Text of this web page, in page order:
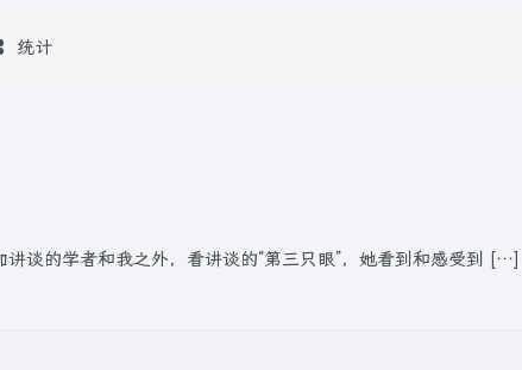
统计
谈的学者和我之外，看讲谈的“第三只眼”，她看到和感受到 […]